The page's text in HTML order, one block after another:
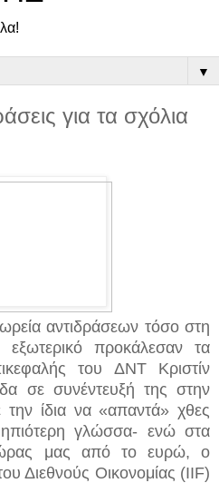
▼
για τα σχόλια
αντιδράσεων τόσο στη
προκάλεσαν τα
του ΔΝΤ Κριστίν
σε συνέντευξή της στην
ίδια να «απαντά» χθες
γλώσσα- ενώ στα
μας από το ευρώ, ο
Διεθνούς Οικονομίας (IIF)